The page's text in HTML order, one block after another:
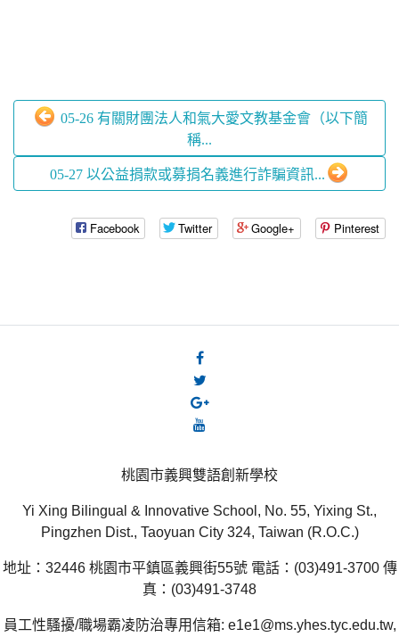
05-26 有關財團法人和氣大愛文教基金會（以下簡
稱...
05-27 以公益捐款或募捐名義進行詐騙資訊...
Facebook Twitter Google+ Pinterest
桃園市義興雙語創新學校
Yi Xing Bilingual & Innovative School, No. 55, Yixing St.,
Pingzhen Dist., Taoyuan City 324, Taiwan (R.O.C.)
地址：32446 桃園市平鎮區義興街55號 電話：(03)491-3700 傳
真：(03)491-3748
員工性騷擾/職場霸凌防治專用信箱: e1e1@ms.yhes.tyc.edu.tw,